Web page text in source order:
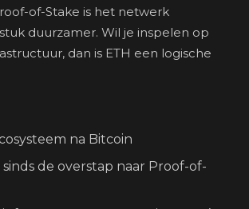
of-Stake is het netwerk
duurzamer. Wil je inspelen op
dan is ETH een logische
na Bitcoin
de overstap naar Proof-of-